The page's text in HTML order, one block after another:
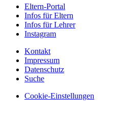
Eltern-Portal
Infos für Eltern
Infos für Lehrer
Instagram
Kontakt
Impressum
Datenschutz
Suche
Cookie-Einstellungen